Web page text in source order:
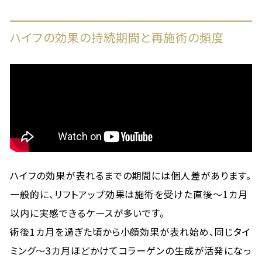
ハイフの効果の持続期間と再施術の頻度
ハイフの効果が表れるまでの期間には個人差があります。
一般的に、リフトアップ効果は施術を受けた直後〜1カ月
以内に実感できるケースが多いです。
術後1カ月を過ぎた頃から小顔効果が表れ始め、同じタイ
ミング〜3カ月ほどかけてコラーゲンの生成が活発になっ